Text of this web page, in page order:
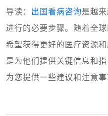
导读： 出国看病咨询是越
进行的必要步骤。随着全
希望获得更好的医疗资源
是为他们提供关键信息和
为您提供一些建议和注意事